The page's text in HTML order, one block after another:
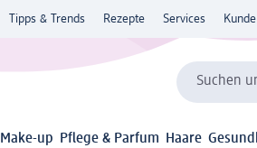
Tipps & Trends Rezepte Services
Suchen
Make-up Pflege & Parfum Haare